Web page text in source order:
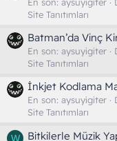
Site Tanıtımları
Batman’da Vinç
En son: aysuyigiter
Site Tanıtımları
İnkjet Kodlama
En son: aysuyigiter
Site Tanıtımları
W Bitkilerle Müzik